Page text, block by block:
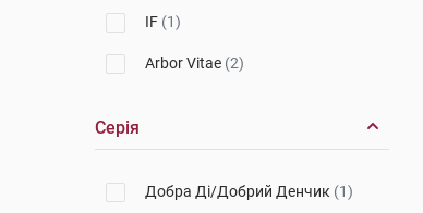
IF (1)
Arbor Vitae (2)
Серія
Добра Ді/Добрий Денчик (1)